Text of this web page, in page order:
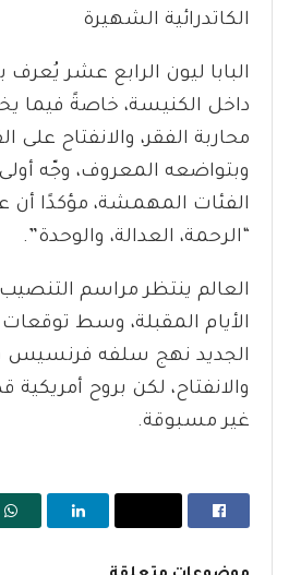
الكاتدرائية الشهيرة
البابا ليون الرابع عشر
داخل الكنيسة، خاصةً فيما
محاربة الفقر، والانفتاح على
وبتواضعه المعروف، وجّه
الفئات المهمشة، مؤكدًا
“الرحمة، العدالة، والوحدة”.
العالم ينتظر مراسم
الأيام المقبلة، وسط توقعات
الجديد نهج سلفه فرنسيس
والانفتاح، لكن بروح أمريكية
غير مسبوقة.